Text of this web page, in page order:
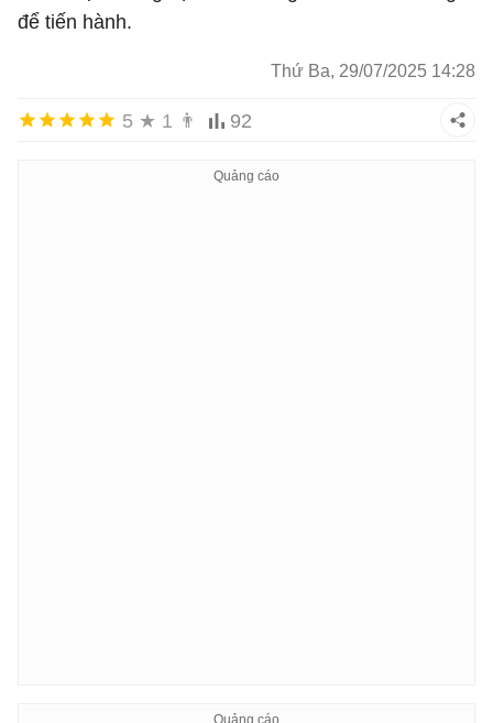
để tiến hành.
Thứ Ba, 29/07/2025 14:28
5 ★ 1 👨 92